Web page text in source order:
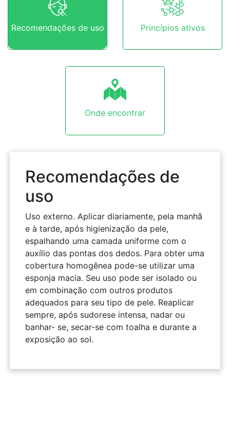
Recomendações de uso Princípios ativos
Onde encontrar
Recomendações de
uso
Uso externo. Aplicar diariamente, pela manhã
e à tarde, após higienização da pele,
espalhando uma camada uniforme com o
auxílio das pontas dos dedos. Para obter uma
cobertura homogênea pode-se utilizar uma
esponja macia. Seu uso pode ser isolado ou
em combinação com outros produtos
adequados para seu tipo de pele. Reaplicar
sempre, após sudorese intensa, nadar ou
banhar- se, secar-se com toalha e durante a
exposição ao sol.